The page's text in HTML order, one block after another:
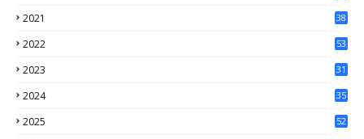
2021
38
2022
53
2023
31
2024
35
2025
52